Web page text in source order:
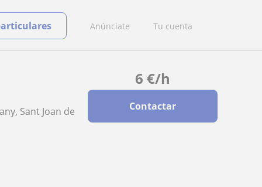
Anúnciate Tu cuenta
6 €/h
Contactar
Sant Joan de